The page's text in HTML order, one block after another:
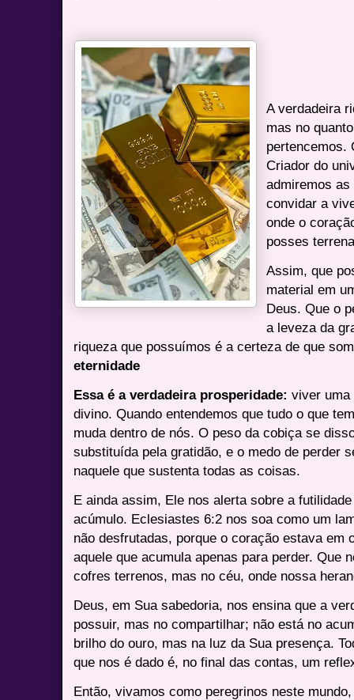
A verdadeira
mas no
pertencemos.
Criador do
admiremos
convidar a
onde o
posses
Assim, que
material em
Deus. Que o
a leveza da
riqueza que possuímos é a certeza de que
eternidade
Essa é a verdadeira prosperidade: viver uma
divino. Quando entendemos que tudo o que
muda dentro de nós. O peso da cobiça se
substituída pela gratidão, e o medo de perder
naquele que sustenta todas as coisas.
E ainda assim, Ele nos alerta sobre a
acúmulo. Eclesiastes 6:2 nos soa como um
não desfrutadas, porque o coração estava em
aquele que acumula apenas para perder. Que
cofres terrenos, mas no céu, onde nossa
Deus, em Sua sabedoria, nos ensina que a
possuir, mas no compartilhar; não está no
brilho do ouro, mas na luz da Sua presença.
que nos é dado é, no final das contas, um
Então, vivamos como peregrinos neste